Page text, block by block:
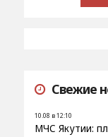
Свежие
10.08 в 12:10
МЧС Якутии: